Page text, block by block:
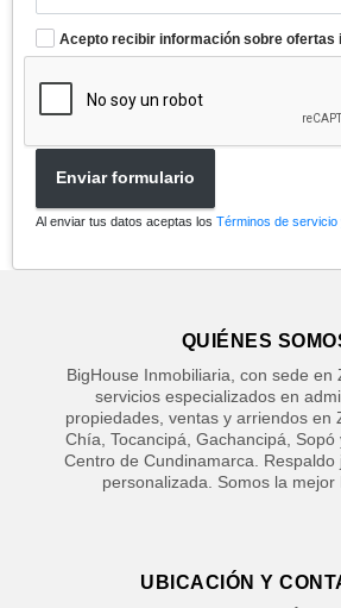
Acepto recibir información sobre ofertas
Enviar formulario
Al enviar tus datos aceptas los Términos de servicio
QUIÉNES
BigHouse Inmobiliaria, con sede en
servicios especializados en
propiedades, ventas y arriendos en
Chía, Tocancipá, Gachancipá, Sopó
Centro de Cundinamarca. Respaldo
personalizada. Somos la mejor
UBICACIÓN Y